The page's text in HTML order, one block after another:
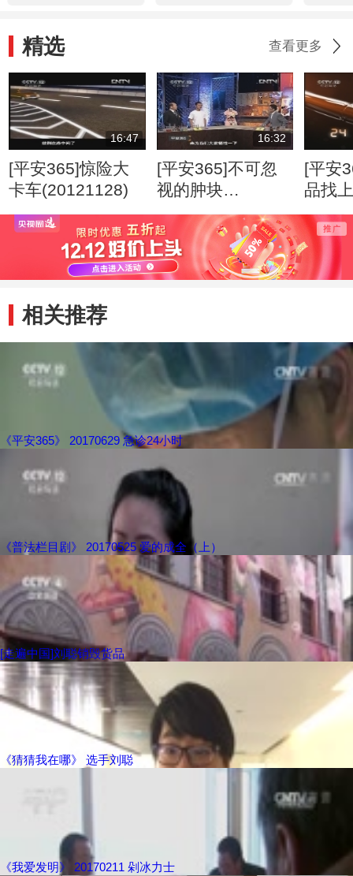
精选 查看更多
16:47
[平安365]惊险大
卡车(20121128)
16:32
[平安365]不可忽
视的肿块
(20120807)
[平安
品找
相关推荐
《平安365》 20170629 急诊24小时
《普法栏目剧》 20170525 爱的成全（上）
[走遍中国]刘聪销毁货品
《猜猜我在哪》 选手刘聪
《我爱发明》 20170211 剁冰力士